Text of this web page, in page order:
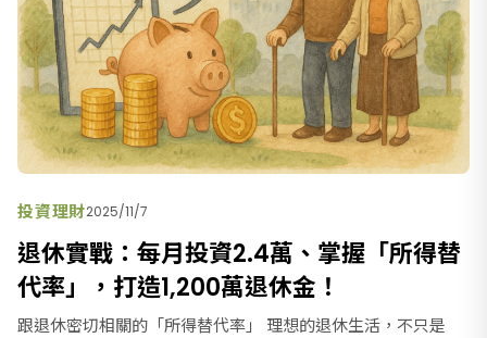
投資理財2025/11/7
退休實戰：每月投資2.4萬、掌握「所得替
代率」，打造1,200萬退休金！
跟退休密切相關的「所得替代率」 理想的退休生活，不只是